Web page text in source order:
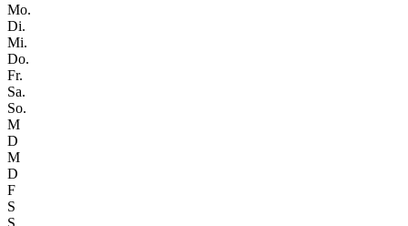
Mo.
Di.
Mi.
Do.
Fr.
Sa.
So.
M
D
M
D
F
S
S